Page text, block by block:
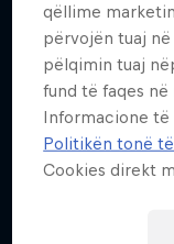
Watch
qëllime
përvojën tuaj
pëlqimin tuaj
fund të faqes
Informacione të
Politikën tonë
Cookies direkt